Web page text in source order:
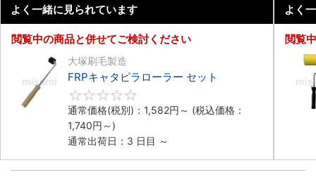
よく一緒に見られています
閲覧中の商品と併せてご検討ください
大塚刷毛製造
FRPキャタピラローラー セット
通常価格(税別)： 1,582円 ～ (税込価格：
1,740円 ～)
通常出荷日：3 日目 ～
よく
閲覧